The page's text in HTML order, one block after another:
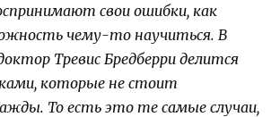
свои ошибки, как
чему-то научиться. В
Тревис Бредберри делится
которые не стоит
То есть это те самые случаи,